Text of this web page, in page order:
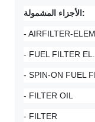
الأجزاء المشمولة:
- AIRFILTER-
- FUEL FILTER EL.
- SPIN-ON FUEL
- FILTER OIL
- FILTER